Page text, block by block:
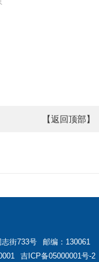
【返回顶部】
街733号
邮编：130061
吉ICP备05000001号-2